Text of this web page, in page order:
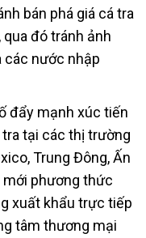
bán phá giá cá tra
đó tránh ảnh
các nước nhập
đẩy mạnh xúc tiến
tại các thị trường
Trung Đông, Ấn
mới phương thức
xuất khẩu trực tiếp
tâm thương mại